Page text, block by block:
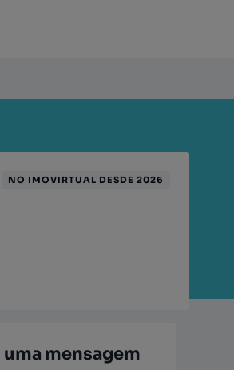
NO IMOVIRTUAL DESDE 2026
mensagem